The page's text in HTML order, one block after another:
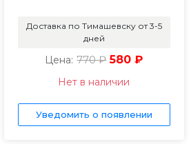
Доставка по Тимашевску от 3-5
дней
Цена: 770 ₽ 580 ₽
Нет в наличии
Уведомить о появлении